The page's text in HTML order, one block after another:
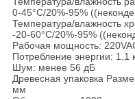
0-45°C/20%-95%
Температура/влажность
-20-60°C/20%-95%
Рабочая мощность:
Потребление энергии: 1,1
Шум: менее 56 дБ
Древесная упаковка
мм